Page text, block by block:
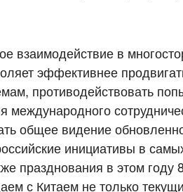
взаимодействие в
эффективнее
противодействовать
международного
общее видение
инициативы в
празднования в этом
с Китаем не только